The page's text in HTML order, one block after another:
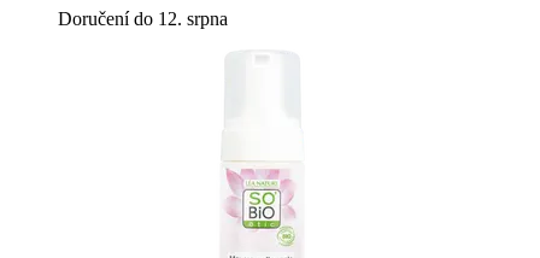
Doručení do 12. srpna